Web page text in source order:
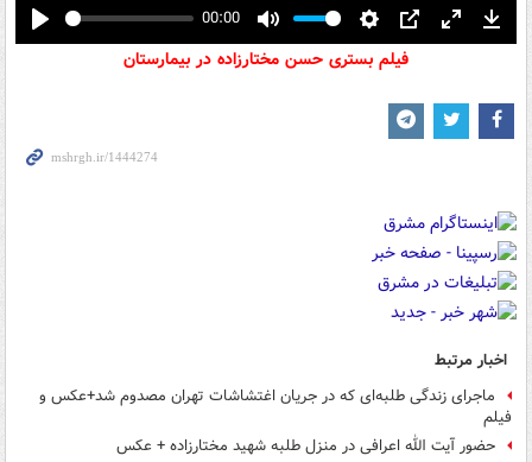
Play
00:00
Mute Settings
PIP Enter
فیلم بستری حسن مختارزاده در بیمارستان
اخبار مرتبط
ماجرای زندگی طلبه‌ای که در جریان اغتشاشات تهران مصدوم شد+عکس و
فیلم
حضور آیت الله اعرافی در منزل طلبه شهید مختارزاده + عکس